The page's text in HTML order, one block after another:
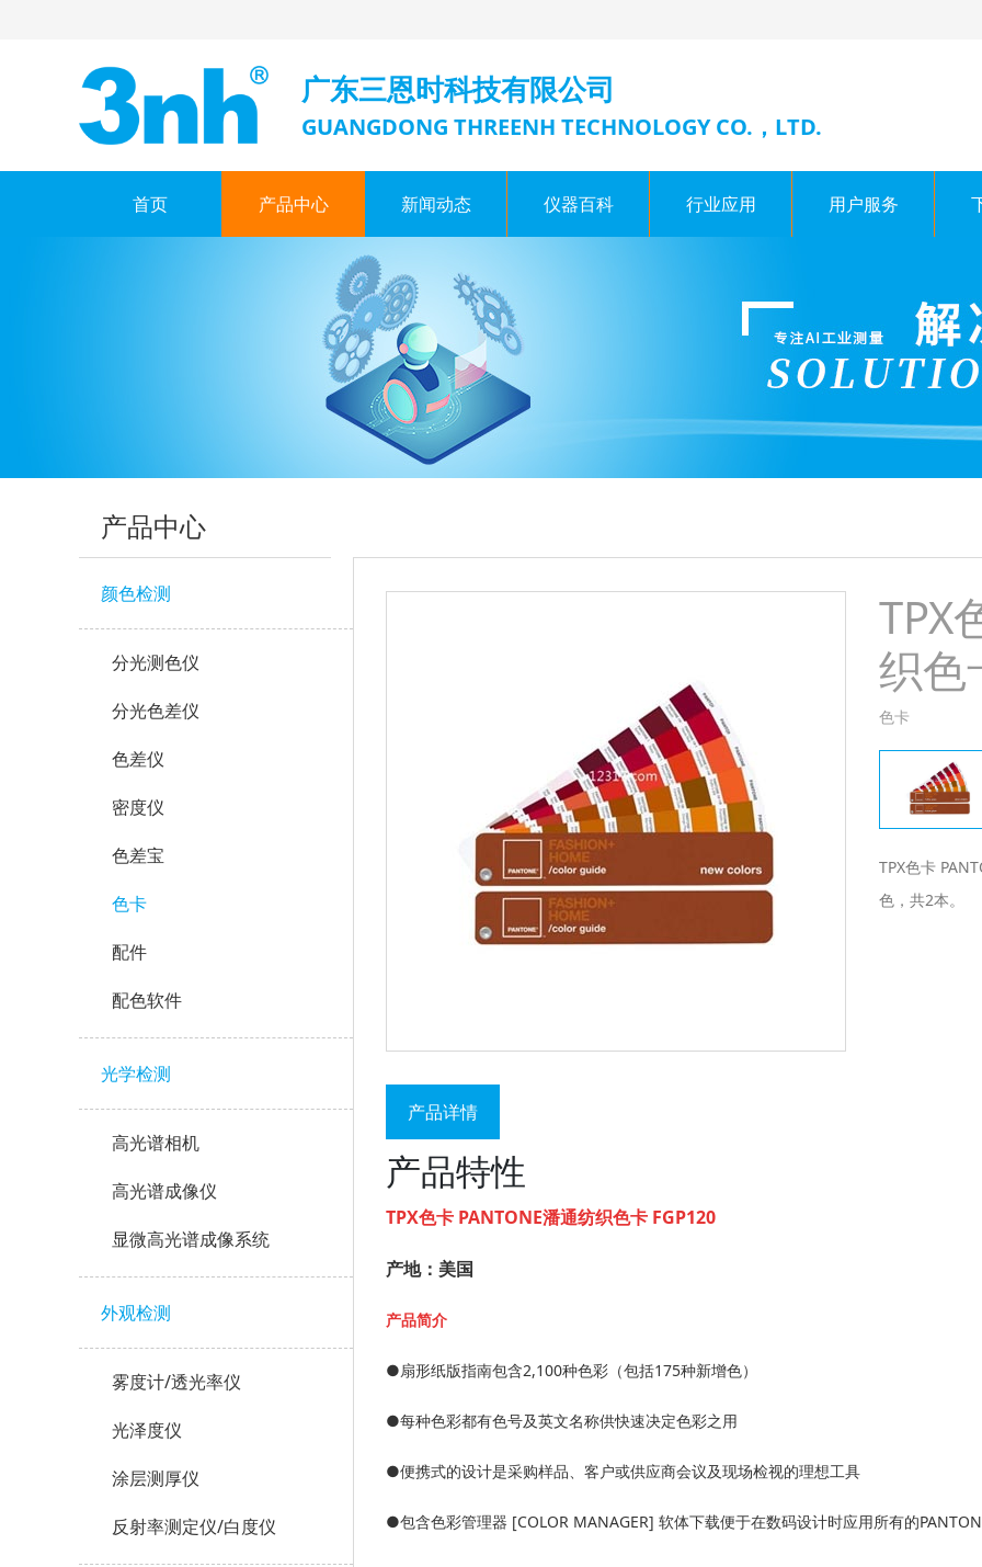
广东三恩时科技有限公司
GUANGDONG THREENH TECHNOLOGY CO.，LTD.
首页 产品中心 新闻动态 仪器百科 行业应用 用户服务
产品中心
颜色检测
分光测色仪
分光色差仪
色差仪
密度仪
色差宝
色卡
配件
配色软件
光学检测
高光谱相机
高光谱成像仪
显微高光谱成像系统
外观检测
雾度计/透光率仪
光泽度仪
涂层测厚仪
反射率测定仪/白度仪
TPX
织色
色卡
TPX色卡
色，共2本。
产品详情
产品特性
TPX色卡 PANTONE潘通纺织色卡 FGP120
产地：美国
产品简介
●扇形纸版指南包含2,100种色彩（包括175种新增色）
●每种色彩都有色号及英文名称供快速决定色彩之用
●便携式的设计是采购样品、客户或供应商会议及现场检视的理想工具
●包含色彩管理器 [COLOR MANAGER] 软体下载便于在数码设计时应用所有的